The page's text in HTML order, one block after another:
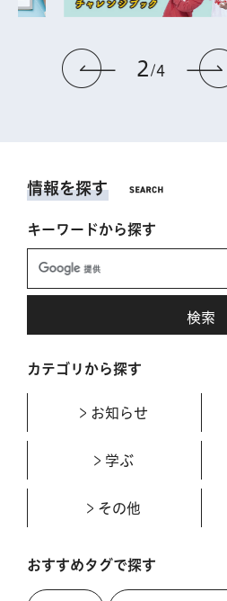
前のスライ
2 4
情報を探す
キーワードから探す
カテゴリから探す
お知らせ
学ぶ
その他
おすすめタグで探す